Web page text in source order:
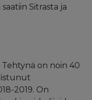
Sitrasta ja
Tehtynä on noin 40
2019. On